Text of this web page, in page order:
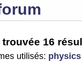
16
utilisés: physics